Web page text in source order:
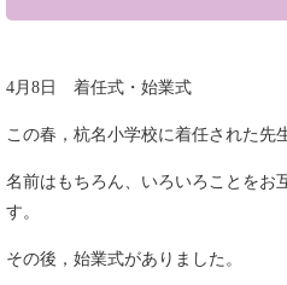
4月8日 着任式・始業式
この春，杭名小学校に着任された先
名前はもちろん、いろいろことをお
す。
その後，始業式がありました。